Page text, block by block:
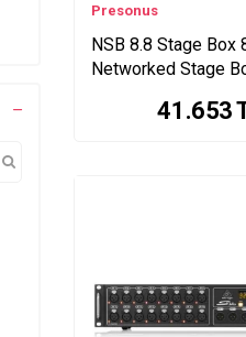
Presonus
NSB 8.8 Stage Box
Networked Stage
41.653